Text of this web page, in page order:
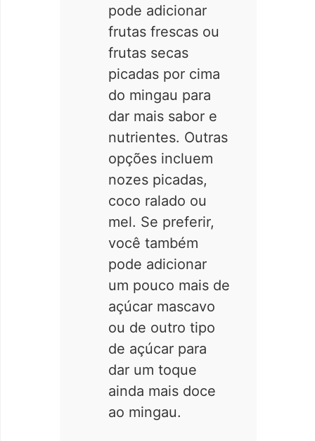
pode adicionar
frutas frescas ou
frutas secas
picadas por cima
do mingau para
dar mais sabor e
nutrientes. Outras
opções incluem
nozes picadas,
coco ralado ou
mel. Se preferir,
você também
pode adicionar
um pouco mais de
açúcar mascavo
ou de outro tipo
de açúcar para
dar um toque
ainda mais doce
ao mingau.